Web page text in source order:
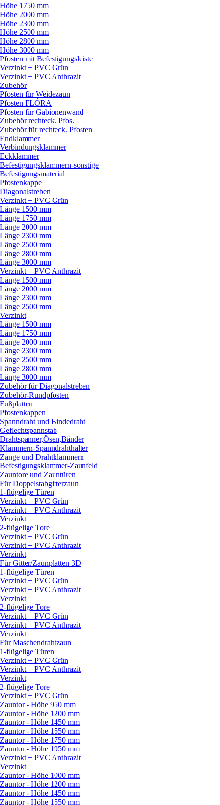
Höhe 1750 mm
Höhe 2000 mm
Höhe 2300 mm
Höhe 2500 mm
Höhe 2800 mm
Höhe 3000 mm
Pfosten mit Befestigungsleiste
Verzinkt + PVC Grün
Verzinkt + PVC Anthrazit
Zubehör
Pfosten für Weidezaun
Pfosten FLÓRA
Pfosten für Gabionenwand
Zubehör rechteck. Pfos.
Zubehör für rechteck. Pfosten
Endklammer
Verbindungsklammer
Eckklammer
Befestigungsklammern-sonstige
Befestigungsmaterial
Pfostenkappe
Diagonalstreben
Verzinkt + PVC Grün
Länge 1500 mm
Länge 1750 mm
Länge 2000 mm
Länge 2300 mm
Länge 2500 mm
Länge 2800 mm
Länge 3000 mm
Verzinkt + PVC Anthrazit
Länge 1500 mm
Länge 2000 mm
Länge 2300 mm
Länge 2500 mm
Verzinkt
Länge 1500 mm
Länge 1750 mm
Länge 2000 mm
Länge 2300 mm
Länge 2500 mm
Länge 2800 mm
Länge 3000 mm
Zubehör für Diagonalstreben
Zubehör-Rundpfosten
Fußplatten
Pfostenkappen
Spanndraht und Bindedraht
Geflechtspannstab
Drahtspanner,Ösen,Bänder
Klammern-Spanndrahthalter
Zange und Drahtklammern
Befestigungsklammer-Zaunfeld
Zauntore und Zauntüren
Für Doppelstabgitterzaun
1-flügelige Türen
Verzinkt + PVC Grün
Verzinkt + PVC Anthrazit
Verzinkt
2-flügelige Tore
Verzinkt + PVC Grün
Verzinkt + PVC Anthrazit
Verzinkt
Für Gitter/Zaunplatten 3D
1-flügelige Türen
Verzinkt + PVC Grün
Verzinkt + PVC Anthrazit
Verzinkt
2-flügelige Tore
Verzinkt + PVC Grün
Verzinkt + PVC Anthrazit
Verzinkt
Für Maschendrahtzaun
1-flügelige Türen
Verzinkt + PVC Grün
Verzinkt + PVC Anthrazit
Verzinkt
2-flügelige Tore
Verzinkt + PVC Grün
Zauntor - Höhe 950 mm
Zauntor - Höhe 1200 mm
Zauntor - Höhe 1450 mm
Zauntor - Höhe 1550 mm
Zauntor - Höhe 1750 mm
Zauntor - Höhe 1950 mm
Verzinkt + PVC Anthrazit
Verzinkt
Zauntor - Höhe 1000 mm
Zauntor - Höhe 1200 mm
Zauntor - Höhe 1450 mm
Zauntor - Höhe 1550 mm